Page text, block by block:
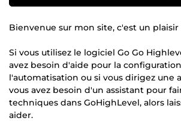
Bienvenue sur mon site, c'est un plaisir
Si vous utilisez le logiciel Go Go
avez besoin d'aide pour la
l'automatisation ou si vous dirigez une
vous avez besoin d'un assistant pour
techniques dans GoHighLevel, alors
aider.